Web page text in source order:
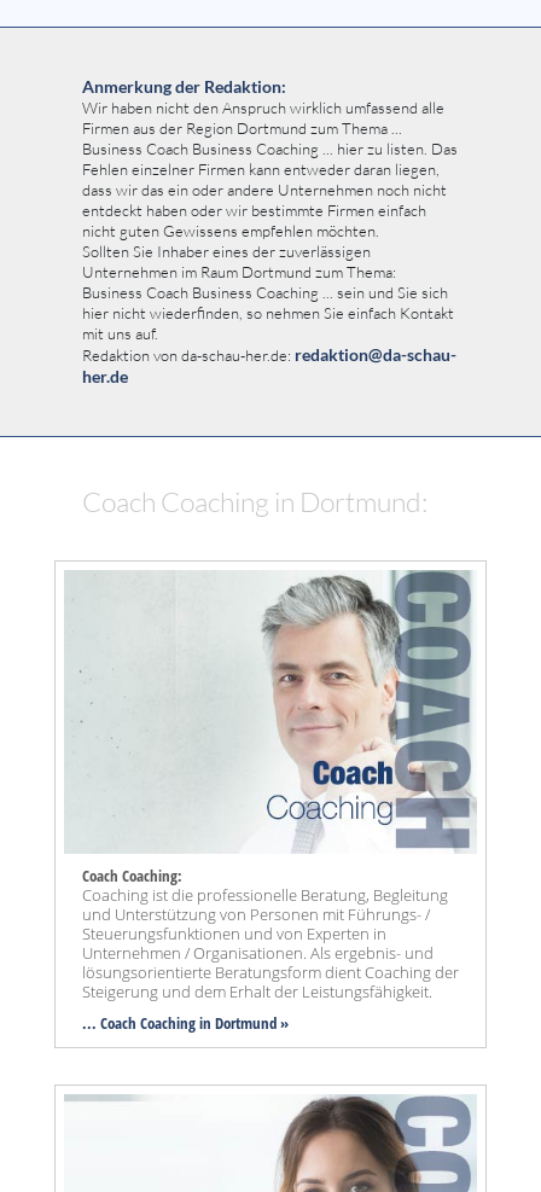
Anmerkung der Redaktion:
Wir haben nicht den Anspruch wirklich umfassend alle
Firmen aus der Region Dortmund zum Thema ...
Business Coach Business Coaching ... hier zu listen. Das
Fehlen einzelner Firmen kann entweder daran liegen,
dass wir das ein oder andere Unternehmen noch nicht
entdeckt haben oder wir bestimmte Firmen einfach
nicht guten Gewissens empfehlen möchten.
Sollten Sie Inhaber eines der zuverlässigen
Unternehmen im Raum Dortmund zum Thema:
Business Coach Business Coaching ... sein und Sie sich
hier nicht wiederfinden, so nehmen Sie einfach Kontakt
mit uns auf.
Redaktion von da-schau-her.de: redaktion@da-schau-
her.de
Coach Coaching in Dortmund:
Coach Coaching:
Coaching ist die professionelle Beratung, Begleitung
und Unterstützung von Personen mit Führungs- /
Steuerungsfunktionen und von Experten in
Unternehmen / Organisationen. Als ergebnis- und
lösungsorientierte Beratungsform dient Coaching der
Steigerung und dem Erhalt der Leistungsfähigkeit.
... Coach Coaching in Dortmund »